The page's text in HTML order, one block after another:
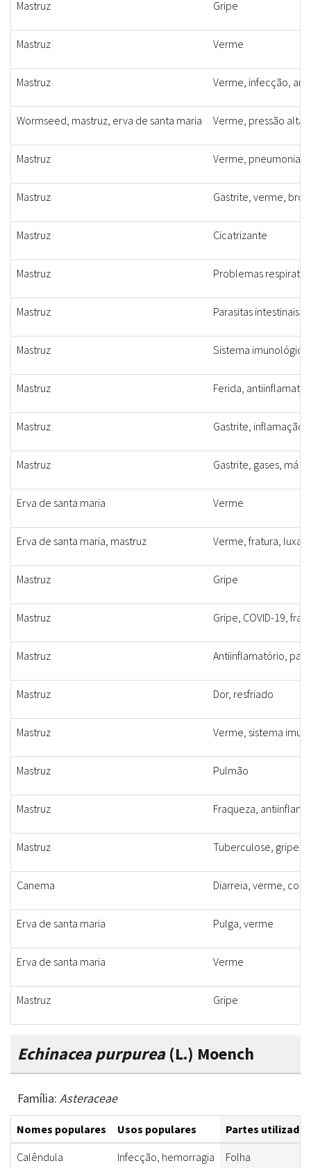
Mastruz Gripe
Mastruz Verme
Mastruz Verme, infecção,
Wormseed, mastruz, erva de santa maria Verme, pressão
Mastruz Verme, pneumonia
Mastruz Gastrite, verme,
Mastruz Cicatrizante
Mastruz Problemas
Mastruz Parasitas intestinais
Mastruz Sistema
Mastruz Ferida,
Mastruz Gastrite, inflamação
Mastruz Gastrite, gases, má
Erva de santa maria Verme
Erva de santa maria, mastruz Verme, fratura,
Mastruz Gripe
Mastruz Gripe, COVID-19,
Mastruz Antiinflamatório,
Mastruz Dor, resfriado
Mastruz Verme, sistema
Mastruz Pulmão
Mastruz Fraqueza,
Mastruz Tuberculose, gripe,
Canema Diarreia, verme,
Erva de santa maria Pulga, verme
Erva de santa maria Verme
Mastruz Gripe
Echinacea purpurea(L.) Moench
Família: Asteraceae
Nomes populares Usos populares
Partes utilizadas
Calêndula
Infecção, hemorragia Folha